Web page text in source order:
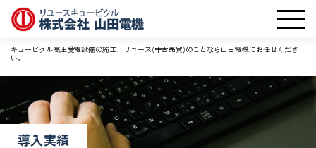
キュービクル高圧受電設備の施工、リユース(中古売買)のことなら山田電機にお任せくださ
い。
導入実績